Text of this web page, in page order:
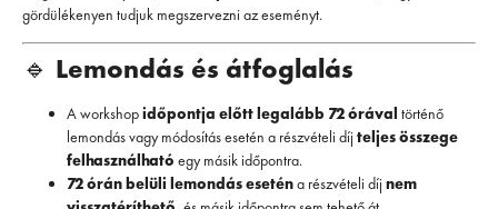
gördülékenyen tudjuk megszervezni az eseményt.
🔹 Lemondás és átfoglalás
A workshopidőpontja előtt legalább 72 órával történő
lemondás vagy módosítás esetén a részvételi díj teljes összege
felhasználható egy másik időpontra.
72 órán belüli lemondás eseténa részvételi díj nem